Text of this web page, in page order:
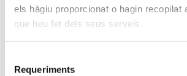
els hàgiu proporcionat o hagin recopilat
que heu fet dels seus serveis.
Requeriments
Com cada any, es proposa
d'actualització comptable per
novetats comptables que s'han
com també els canvis que
aquests moments en el Pla